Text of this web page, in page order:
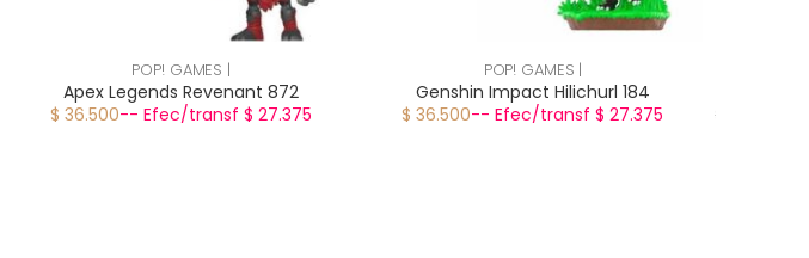
POP! GAMES |
Apex Legends Revenant 872
$ 36.500-- Efec/transf $ 27.375
POP! GAMES |
Genshin Impact Hilichurl 184
$ 36.500-- Efec/transf $ 27.375
$ 36.500